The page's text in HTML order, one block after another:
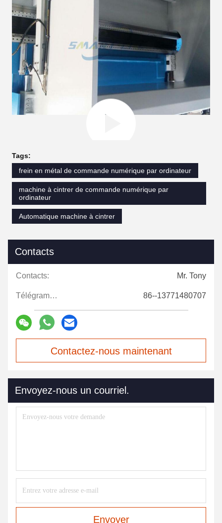
Tags:
frein en métal de commande numérique par ordinateur
machine à cintrer de commande numérique par
ordinateur
Automatique machine à cintrer
Contacts
Contacts: Mr. Tony
Télégramme: 86--13771480707
Contactez-nous maintenant
Envoyez-nous un courriel.
Envoyer